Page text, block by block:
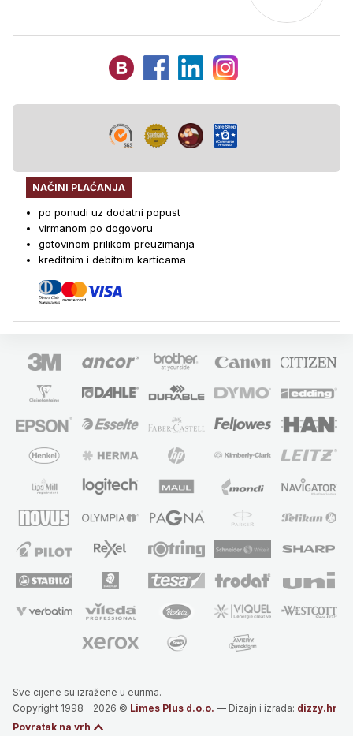
NAČINI PLAĆANJA
po ponudi uz dodatni popust
virmanom po dogovoru
gotovinom prilikom preuzimanja
kreditnim i debitnim karticama
Sve cijene su izražene u eurima.
Copyright 1998 – 2026 © Limes Plus d.o.o. — Dizajn i izrada: dizzy.hr
Povratak na vrh